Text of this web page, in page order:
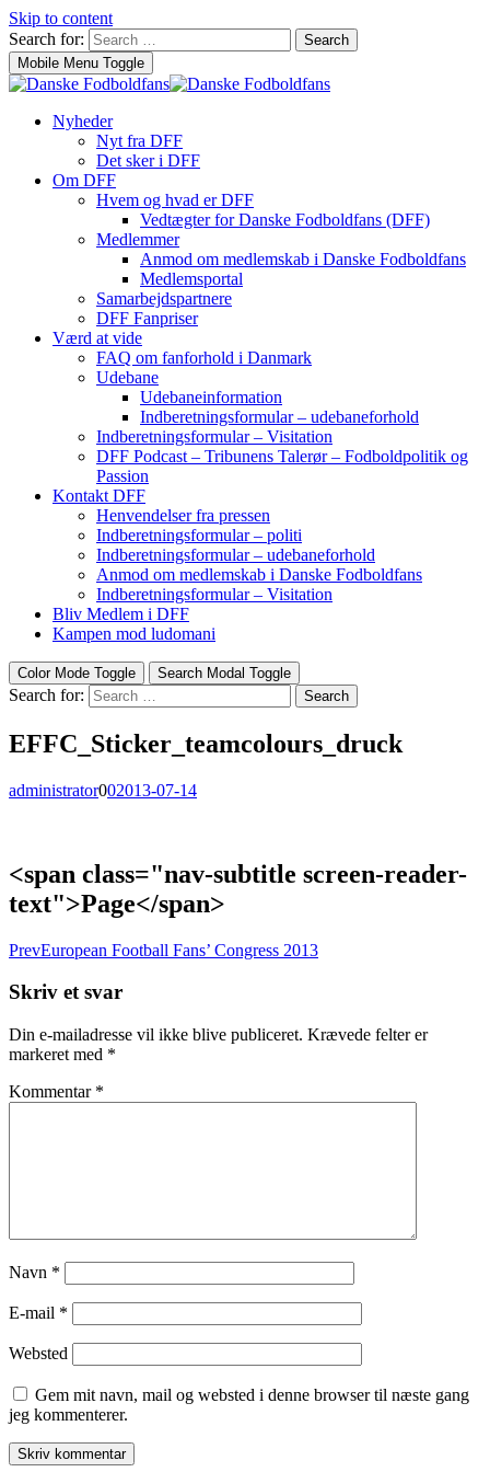
Skip to content
Search for:
Search
Mobile Menu Toggle
Nyheder
Nyt fra DFF
Det sker i DFF
Om DFF
Hvem og hvad er DFF
Vedtægter for Danske Fodboldfans (DFF)
Medlemmer
Anmod om medlemskab i Danske Fodboldfans
Medlemsportal
Samarbejdspartnere
DFF Fanpriser
Værd at vide
FAQ om fanforhold i Danmark
Udebane
Udebaneinformation
Indberetningsformular – udebaneforhold
Indberetningsformular – Visitation
DFF Podcast – Tribunens Talerør – Fodboldpolitik og
Passion
Kontakt DFF
Henvendelser fra pressen
Indberetningsformular – politi
Indberetningsformular – udebaneforhold
Anmod om medlemskab i Danske Fodboldfans
Indberetningsformular – Visitation
Bliv Medlem i DFF
Kampen mod ludomani
Color Mode Toggle Search Modal Toggle
Search for: Search
EFFC_Sticker_teamcolours_druck
administrator002013-07-14
<span class="nav-subtitle screen-reader-
text">Page</span>
PrevEuropean Football Fans’ Congress 2013
Skriv et svar
Din e-mailadresse vil ikke blive publiceret. Krævede felter er
markeret med *
Kommentar *
Navn *
E-mail *
Websted
Gem mit navn, mail og websted i denne browser til næste gang
jeg kommenterer.